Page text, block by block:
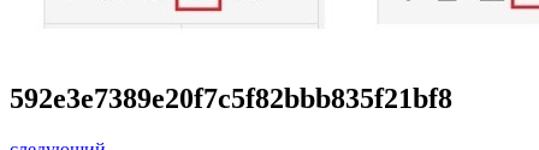
592e3e7389e20f7c5f82bbb835f21bf8